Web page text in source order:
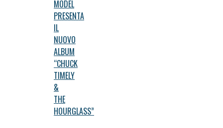
MODEL
PRESENTA
IL
NUOVO
ALBUM
“CHUCK
TIMELY
&
THE
HOURGLASS”